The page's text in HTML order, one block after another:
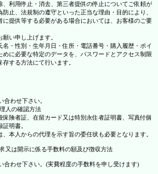
利用停止・消去、第三者提供の停止についてご依頼が
止、法規制の遵守といった正当な理由・目的により、
提供等する必要がある場合においては、お客様のご要
い申し上げます。
・性別・生年月日・住所・電話番号・購入履歴・ポイ
に必要な特定のデータを、パスワードとアクセス制限
する方法にて行います。
合わせ下さい。
人の確認方法
険者証、在留カード又は特別永住者証明書、写真付個
明書。
本人からの代理を示す旨の委任状も必要となります。
又は開示に係る手数料の額及び徴収方法
合わせ下さい。(実費程度の手数料を申し受けます)